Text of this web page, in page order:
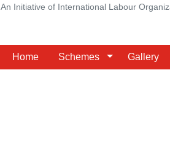
An Initiative of International Labour
Home Schemes Gallery